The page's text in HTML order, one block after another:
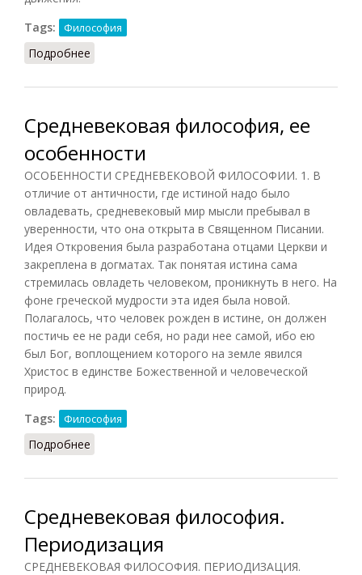
Tags:
Философия
Подробнее
Средневековая философия, ее
особенности
ОСОБЕННОСТИ СРЕДНЕВЕКОВОЙ ФИЛОСОФИИ. 1. В
отличие от античности, где истиной надо было
овладевать, средневековый мир мысли пребывал в
уверенности, что она открыта в Священном Писании.
Идея Откровения была разработана отцами Церкви и
закреплена в догматах. Так понятая истина сама
стремилась овладеть человеком, проникнуть в него. На
фоне греческой мудрости эта идея была новой.
Полагалось, что человек рожден в истине, он должен
постичь ее не ради себя, но ради нее самой, ибо ею
был Бог, воплощением которого на земле явился
Христос в единстве Божественной и человеческой
природ.
Tags:
Философия
Подробнее
Средневековая философия.
Периодизация
СРЕДНЕВЕКОВАЯ ФИЛОСОФИЯ. ПЕРИОДИЗАЦИЯ.